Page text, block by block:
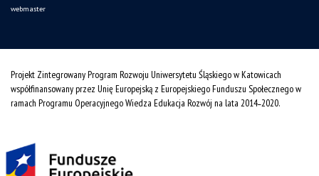
webmaster
Projekt Zintegrowany Program Rozwoju Uniwersytetu Śląskiego w Katowicach
współfinansowany przez Unię Europejską z Europejskiego Funduszu Społecznego w
ramach Programu Operacyjnego Wiedza Edukacja Rozwój na lata 2014˗2020.